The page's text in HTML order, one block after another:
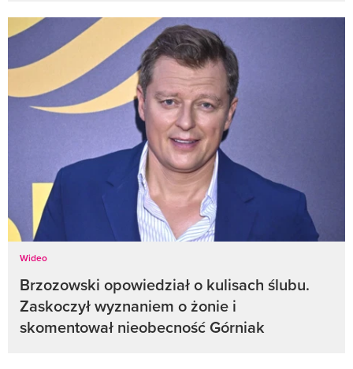
Wideo
Brzozowski opowiedział o kulisach ślubu.
Zaskoczył wyznaniem o żonie i
skomentował nieobecność Górniak